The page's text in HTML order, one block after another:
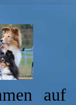
auf